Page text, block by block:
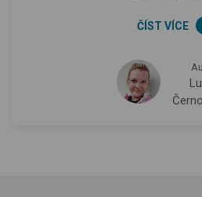
ČÍST VÍCE